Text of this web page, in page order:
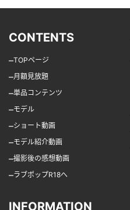
CONTENTS
–TOPページ
–月額見放題
–単品コンテンツ
–モデル
–ショート動画
–モデル紹介動画
–撮影後の感想動画
–ラブポップR18へ
INFORMATION